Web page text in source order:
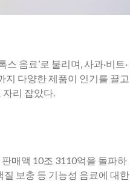
음료’로 불리며, 사과·비트·
지 다양한 제품이 인기를 끌고
리 잡았다.
매액 10조 3110억을 돌파하
질 보충 등 기능성 음료에 대한